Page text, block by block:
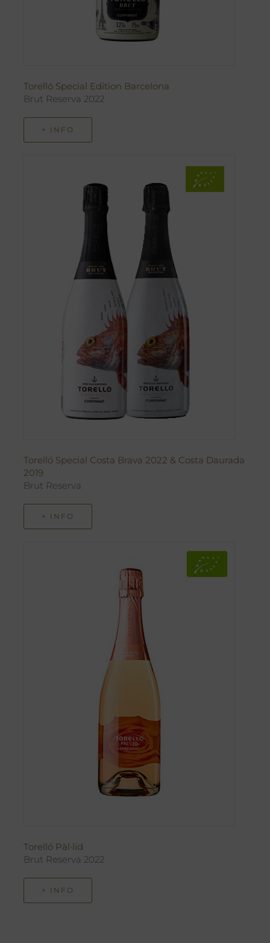
Torelló Special Edition Barcelona
Brut Reserva 2022
+ INFO
Torelló Special Costa Brava 2022 & Costa Daurada
2019
Brut Reserva
+ INFO
Torelló Pàl·lid
Brut Reserva 2022
+ INFO